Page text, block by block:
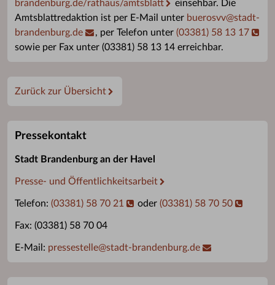
brandenburg.de/rathaus/amtsblatt
einsehbar. Die
Amtsblattredaktion ist per E-Mail unter buerosvv@stadt-
brandenburg.de
, per Telefon unter (03381) 58 13 17
sowie per Fax unter (03381) 58 13 14 erreichbar.
Zurück zur Übersicht
Pressekontakt
Stadt Brandenburg an der Havel
Presse- und Öffentlichkeitsarbeit
Telefon: (03381) 58 70 21 oder (03381) 58 70 50
Fax: (03381) 58 70 04
E-Mail: pressestelle@stadt-brandenburg.de